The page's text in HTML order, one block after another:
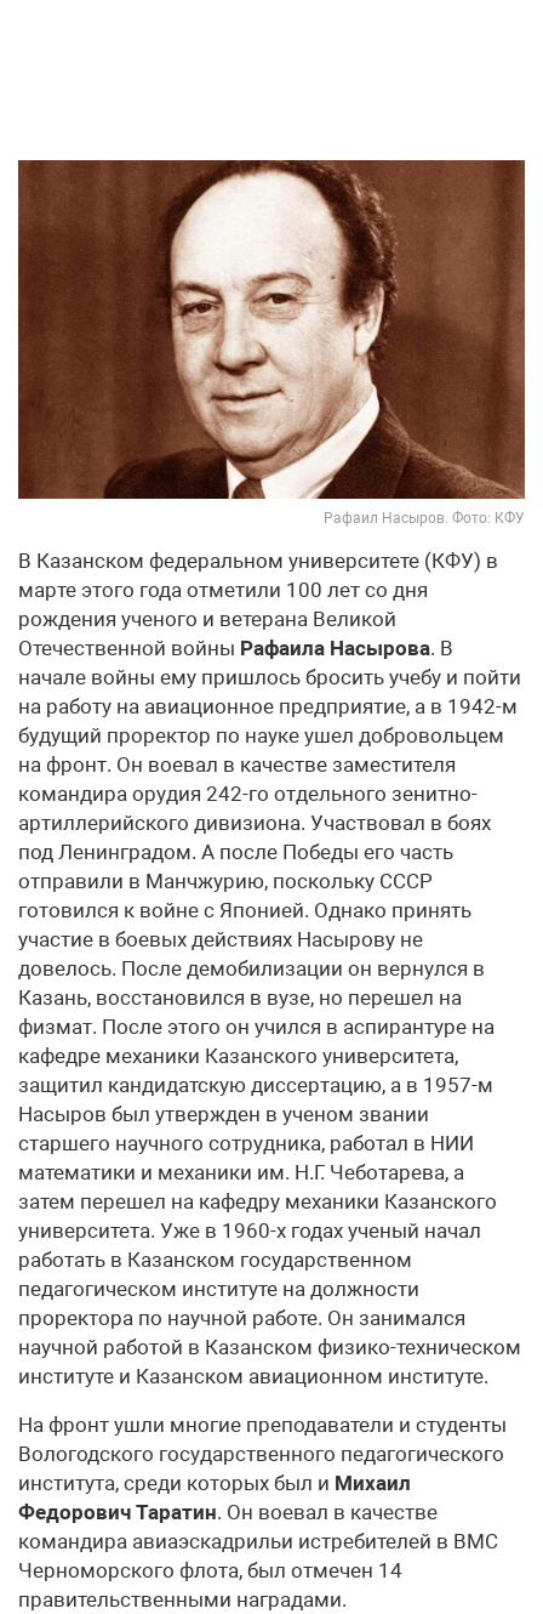
Рафаил Насыров. Фото: КФУ
В Казанском федеральном университете (КФУ) в
марте этого года отметили 100 лет со дня
рождения ученого и ветерана Великой
Отечественной войны Рафаила Насырова. В
начале войны ему пришлось бросить учебу и пойти
на работу на авиационное предприятие, а в 1942-м
будущий проректор по науке ушел добровольцем
на фронт. Он воевал в качестве заместителя
командира орудия 242-го отдельного зенитно-
артиллерийского дивизиона. Участвовал в боях
под Ленинградом. А после Победы его часть
отправили в Манчжурию, поскольку СССР
готовился к войне с Японией. Однако принять
участие в боевых действиях Насырову не
довелось. После демобилизации он вернулся в
Казань, восстановился в вузе, но перешел на
физмат. После этого он учился в аспирантуре на
кафедре механики Казанского университета,
защитил кандидатскую диссертацию, а в 1957-м
Насыров был утвержден в ученом звании
старшего научного сотрудника, работал в НИИ
математики и механики им. Н.Г. Чеботарева, а
затем перешел на кафедру механики Казанского
университета. Уже в 1960-х годах ученый начал
работать в Казанском государственном
педагогическом институте на должности
проректора по научной работе. Он занимался
научной работой в Казанском физико-техническом
институте и Казанском авиационном институте.
На фронт ушли многие преподаватели и студенты
Вологодского государственного педагогического
института, среди которых был и Михаил
Федорович Таратин. Он воевал в качестве
командира авиаэскадрильи истребителей в ВМС
Черноморского флота, был отмечен 14
правительственными наградами.